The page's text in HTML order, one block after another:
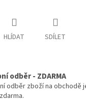
HLÍDAT SDÍLET
odběr - ZDARMA
odběr zboží na obchodě